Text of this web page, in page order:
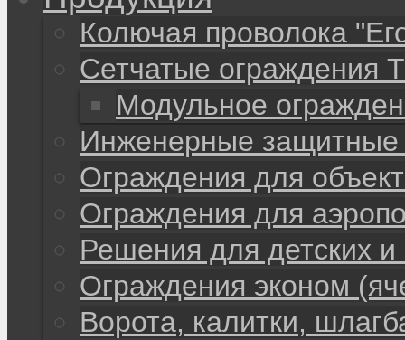
Колючая проволока
Сетчатые ограждения
Модульное
Инженерные защитные
Ограждения для
Ограждения для
Решения для детских
Ограждения эконом
Ворота, калитки,